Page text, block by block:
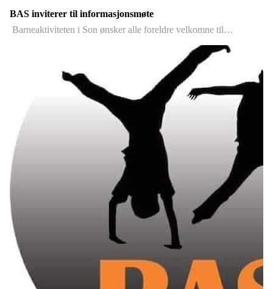
BAS inviterer til informasjonsmøte
Barneaktiviteten i Son ønsker alle foreldre velkomne til…